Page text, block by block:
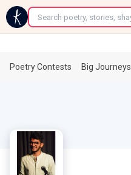
←
Poetry Contests Big Journeys